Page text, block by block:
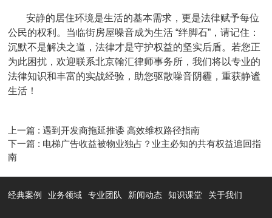
安静的居住环境是生活的基本需求，更是法律赋予每位
公民的权利。当临街房屋噪音成为生活 “绊脚石”，请记住：
沉默不是解决之道，法律才是守护权益的坚实后盾。若您正
为此困扰，欢迎联系北京翰汇律师事务所，我们将以专业的
法律知识和丰富的实战经验，助您驱散噪音阴霾，重获静谧
生活！
上一篇 : 遇到开发商拖延推诿 高效维权路径指南
下一篇 : 电梯广告收益被物业独占？业主必知的共有权益追回指
南
经典案例 业务领域 专业团队 新闻动态 知识课堂 关于我们